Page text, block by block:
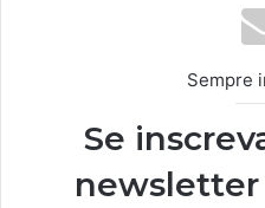
Sempre
Se
newsletter